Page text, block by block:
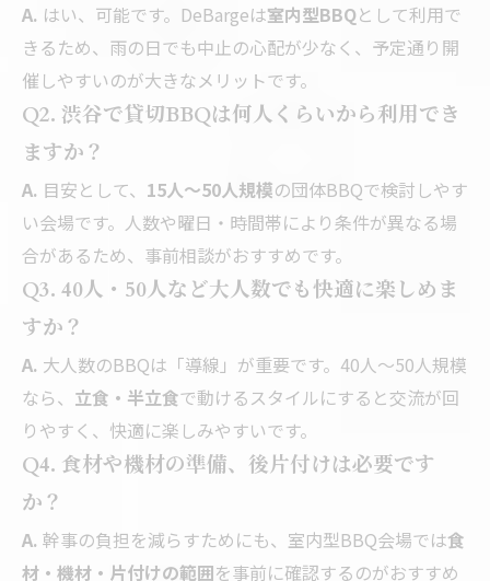
A. はい、可能です。DeBargeは室内型BBQとして利用で
きるため、雨の日でも中止の心配が少なく、予定通り開
催しやすいのが大きなメリットです。
Q2. 渋谷で貸切BBQは何人くらいから利用でき
ますか？
A. 目安として、 15人〜50人規模の団体BBQで検討しやす
い会場です。人数や曜日・時間帯により条件が異なる場
合があるため、事前相談がおすすめです。
Q3. 40人・50人など大人数でも快適に楽しめま
すか？
A. 大人数のBBQは「導線」が重要です。40人〜50人規模
なら、 立食・半立食で動けるスタイルにすると交流が回
りやすく、快適に楽しみやすいです。
Q4. 食材や機材の準備、後片付けは必要です
か？
A. 幹事の負担を減らすためにも、室内型BBQ会場では食
材・機材・片付けの範囲を事前に確認するのがおすすめ